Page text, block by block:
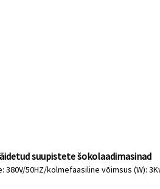
suupistete šokolaadimasinad
50HZ/kolmefaasiline võimsus (W):